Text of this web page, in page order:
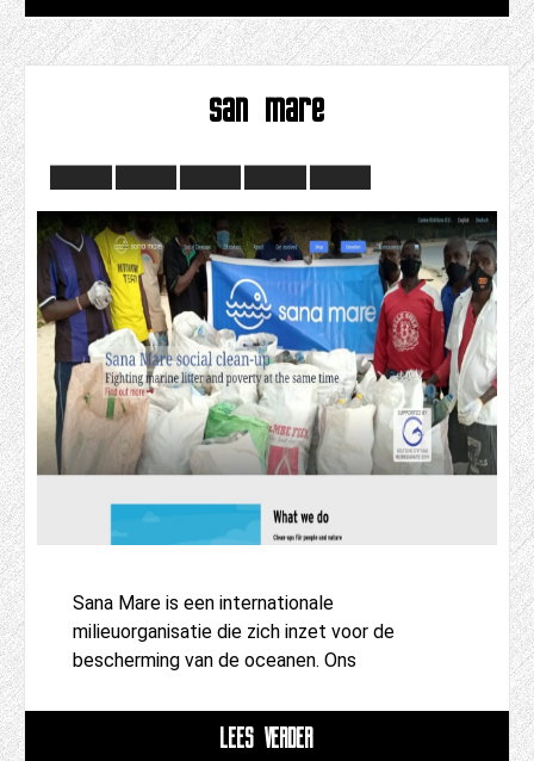
san mare
Sana Mare is een internationale
milieuorganisatie die zich inzet voor de
bescherming van de oceanen. Ons
LEES VERDER